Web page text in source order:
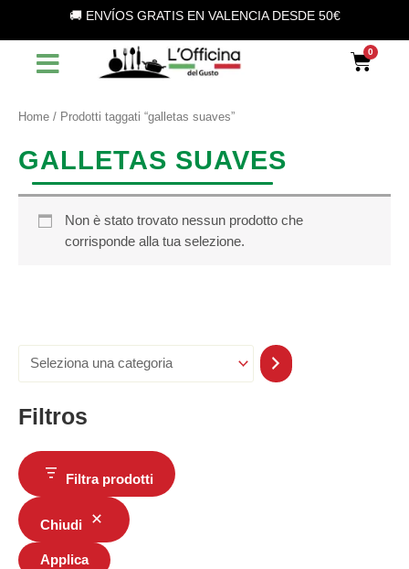
contenuto
🚚 ENVÍOS GRATIS EN VALENCIA DESDE 50€
l
o
u
a
Filtros
Filtra prodotti
Chiudi
Applica
Home / Prodotti taggati “galletas suaves”
GALLETAS SUAVES
Non è stato trovato nessun prodotto che
corrisponde alla tua selezione.